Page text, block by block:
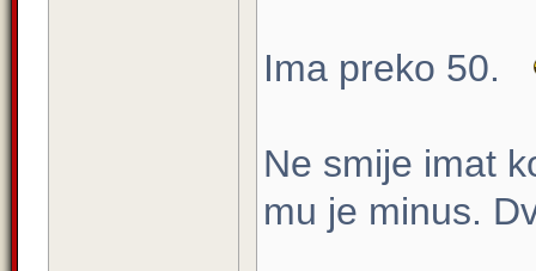
Ima preko 50.
Ne smije imat
mu je minus.